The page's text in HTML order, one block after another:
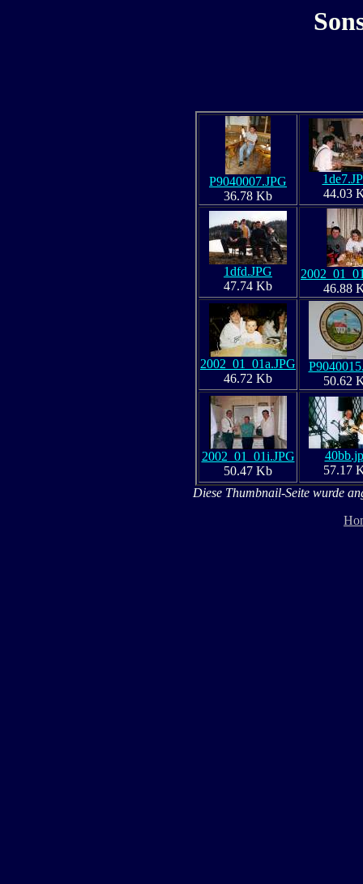
P9040007.JPG
36.78 Kb
44.03
1dfd.JPG
47.74 Kb
46.88
2002_01_01a.JPG
46.72 Kb
50.62
2002_01_01i.JPG
50.47 Kb
57.17
Diese Thumbnail-Seite wurde